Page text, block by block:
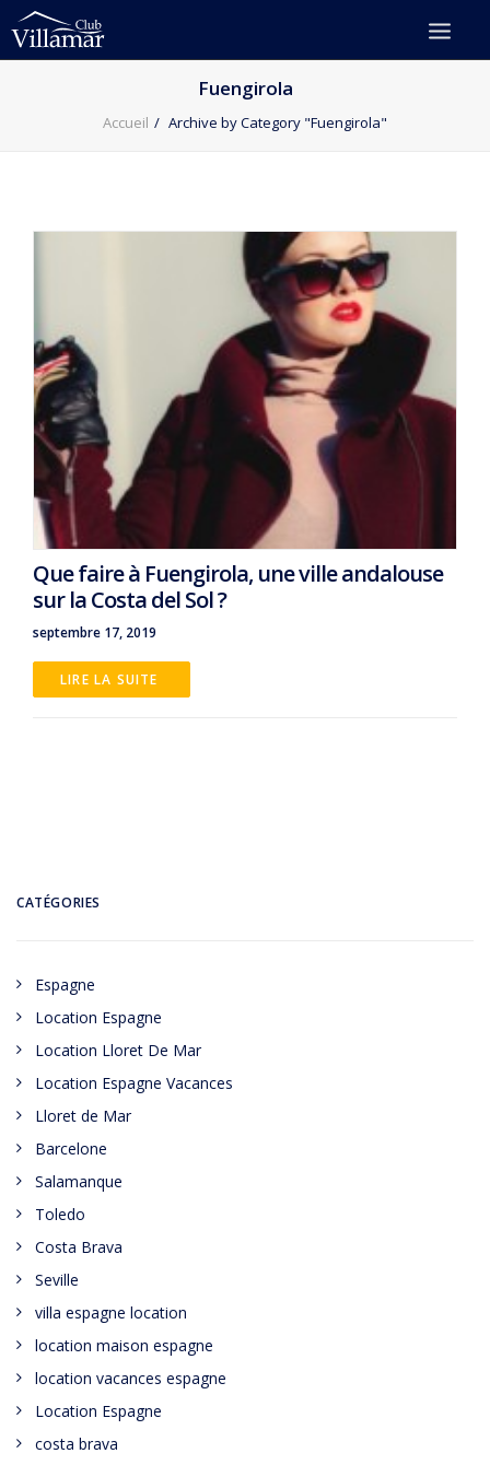
Fuengirola
Accueil Archive by Category "Fuengirola"
Que faire à Fuengirola, une ville andalouse
sur la Costa del Sol ?
septembre 17, 2019
LIRE LA SUITE
CATÉGORIES
Espagne
Location Espagne
Location Lloret De Mar
Location Espagne Vacances
Lloret de Mar
Barcelone
Salamanque
Toledo
Costa Brava
Seville
villa espagne location
location maison espagne
location vacances espagne
Location Espagne
costa brava